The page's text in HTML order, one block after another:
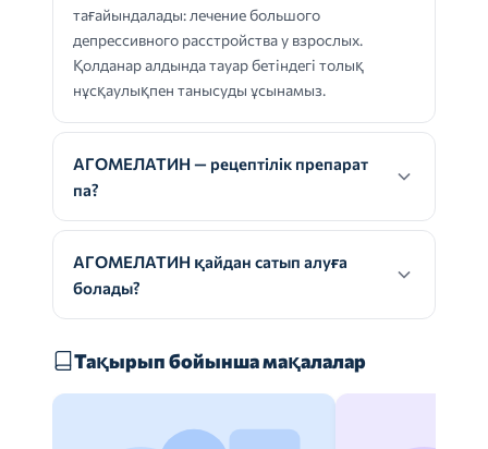
тағайындалады: лечение большого
депрессивного расстройства у взрослых.
Қолданар алдында тауар бетіндегі толық
нұсқаулықпен танысуды ұсынамыз.
АГОМЕЛАТИН — рецептілік препарат
па?
АГОМЕЛАТИН қайдан сатып алуға
болады?
Тақырып бойынша мақалалар